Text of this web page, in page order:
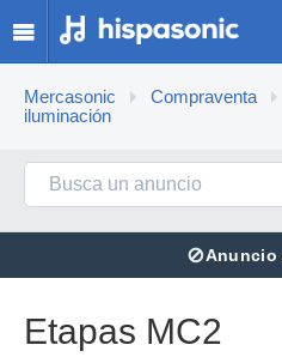
Mercasonic Compraventa
iluminación
⊘Anuncio
Etapas MC2